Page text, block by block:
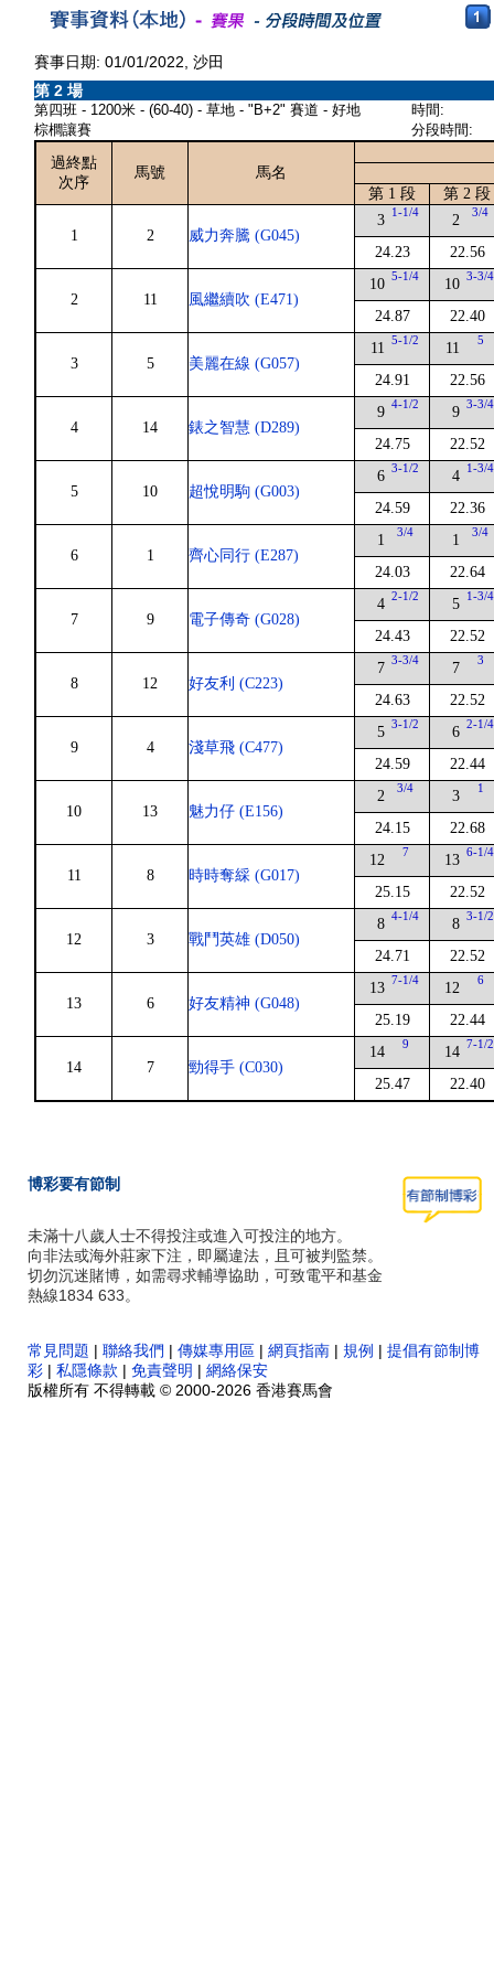
賽事日期: 01/01/2022, 沙田
第 2 場
第四班 - 1200米 - (60-40) - 草地 - "B+2" 賽道 - 好地
棕櫚讓賽
時間:
分段時間:
過終點
次序
馬號
馬名
第 1 段
第 2 段
1 2 威力奔騰 (G045)
3 1-1/4
24.23
2 3/4
22.56
2 11 風繼續吹 (E471)
10 5-1/4
24.87
10 3-3/4
22.40
3 5 美麗在線 (G057)
11 5-1/2
24.91
11 5
22.56
4 14 錶之智慧 (D289)
9 4-1/2
24.75
9 3-3/4
22.52
5 10 超悅明駒 (G003)
6 3-1/2
24.59
4 1-3/4
22.36
6 1 齊心同行 (E287)
1 3/4
24.03
1 3/4
22.64
7 9 電子傳奇 (G028)
4 2-1/2
24.43
5 1-3/4
22.52
8 12 好友利 (C223)
7 3-3/4
24.63
7 3
22.52
9 4 淺草飛 (C477)
5 3-1/2
24.59
6 2-1/4
22.44
10 13 魅力仔 (E156)
2 3/4
24.15
3 1
22.68
11 8 時時奪綵 (G017)
12 7
25.15
13 6-1/4
22.52
12 3 戰鬥英雄 (D050)
8 4-1/4
24.71
8 3-1/2
22.52
13 6 好友精神 (G048)
13 7-1/4
25.19
12 6
22.44
14 7 勁得手 (C030)
14 9
25.47
14 7-1/2
22.40
博彩要有節制
未滿十八歲人士不得投注或進入可投注的地方。
向非法或海外莊家下注，即屬違法，且可被判監禁。
切勿沉迷賭博，如需尋求輔導協助，可致電平和基金
熱線1834 633。
常見問題 | 聯絡我們 | 傳媒專用區 | 網頁指南 | 規例 | 提倡有節制博
彩 | 私隱條款 | 免責聲明 | 網絡保安
版權所有 不得轉載 © 2000-2026 香港賽馬會